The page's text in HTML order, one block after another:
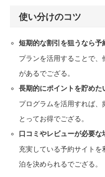
使い分けのコツ
短期的な割引を狙うなら予
プランを活用することで、
があるでござる。
長期的にポイントを貯めた
プログラムを活用すれば
とってお得でござる。
口コミやレビューが必要な
充実している予約サイト
泊を決められるでござる。